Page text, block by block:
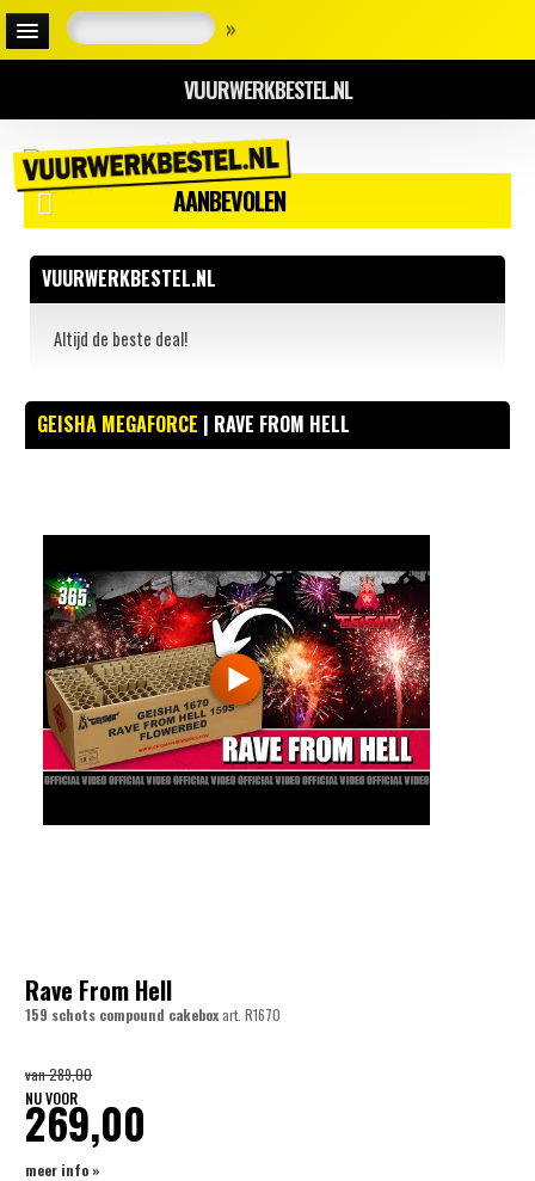
»
VUURWERKBESTEL.NL
AANBEVOLEN
VUURWERKBESTEL.NL
Altijd de beste deal!
GEISHA MEGAFORCE | RAVE FROM HELL
Rave From Hell
159 schots compound cakeboxart. R1670
van289,00
NU VOOR
269,00
meer info »